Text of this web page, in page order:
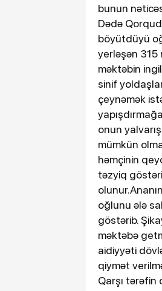
bunun
Dədə
böyütdüyü
yerləşən 315
məktəbin
sinif
çeynəmək
onun
mümkün
həmçinin
təzyiq
oğlunu ələ
göstərib.
məktəbə
aidiyyəti
qiymət
Qarşı tərəfin